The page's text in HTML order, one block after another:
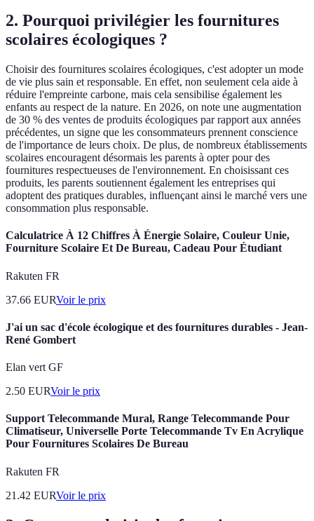
2. Pourquoi privilégier les fournitures
scolaires écologiques ?
Choisir des fournitures scolaires écologiques, c'est adopter un mode
de vie plus sain et responsable. En effet, non seulement cela aide à
réduire l'empreinte carbone, mais cela sensibilise également les
enfants au respect de la nature. En 2026, on note une augmentation
de 30 % des ventes de produits écologiques par rapport aux années
précédentes, un signe que les consommateurs prennent conscience
de l'importance de leurs choix. De plus, de nombreux établissements
scolaires encouragent désormais les parents à opter pour des
fournitures respectueuses de l'environnement. En choisissant ces
produits, les parents soutiennent également les entreprises qui
adoptent des pratiques durables, influençant ainsi le marché vers une
consommation plus responsable.
Calculatrice À 12 Chiffres À Énergie Solaire, Couleur Unie,
Fourniture Scolaire Et De Bureau, Cadeau Pour Étudiant
Rakuten FR
37.66 EURVoir le prix
J'ai un sac d'école écologique et des fournitures durables - Jean-
René Gombert
Elan vert GF
2.50 EURVoir le prix
Support Telecommande Mural, Range Telecommande Pour
Climatiseur, Universelle Porte Telecommande Tv En Acrylique
Pour Fournitures Scolaires De Bureau
Rakuten FR
21.42 EURVoir le prix